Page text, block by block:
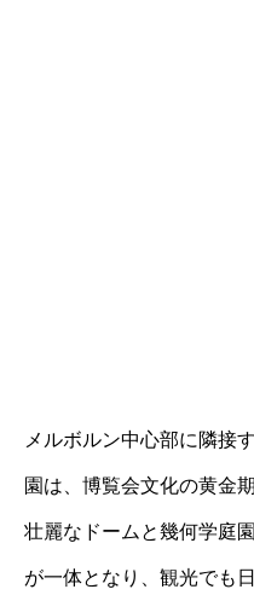
メルボルン中心部に隣接
園は、博覧会文化の黄金
壮麗なドームと幾何学庭
が一体となり、観光でも